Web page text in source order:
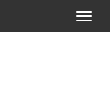
Меню